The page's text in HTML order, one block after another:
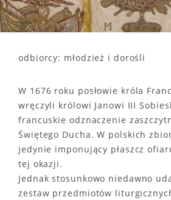
odbiorcy: młodzież i dorośli
W 1676 roku posłowie króla
wręczyli królowi Janowi III
francuskie odznaczenie
Świętego Ducha. W polskich
jedynie imponujący płaszcz
tej okazji.
Jednak stosunkowo niedawno
zestaw przedmiotów